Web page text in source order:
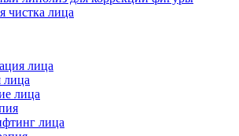
чистка лица
лица
лица
лица
лица